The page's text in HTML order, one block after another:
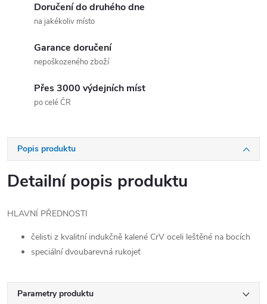
Doručení do druhého dne
na jakékoliv místo
Garance doručení
nepoškozeného zboží
Přes 3000 výdejních míst
po celé ČR
Popis produktu
Detailní popis produktu
HLAVNÍ PŘEDNOSTI
čelisti z kvalitní indukčně kalené CrV oceli leštěné na bocích
speciální dvoubarevná rukojeť
Parametry produktu